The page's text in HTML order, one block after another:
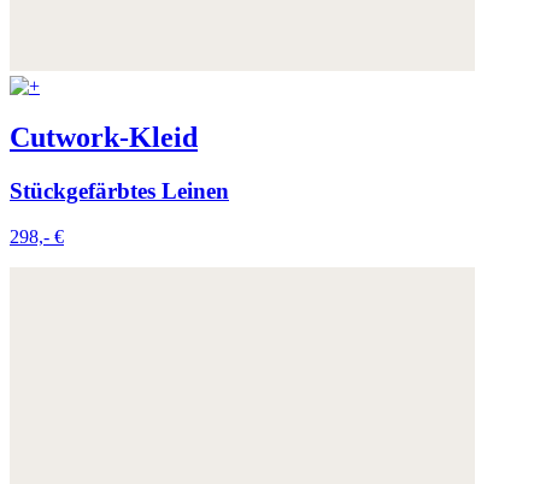
Cutwork-Kleid
Stückgefärbtes Leinen
298,- €